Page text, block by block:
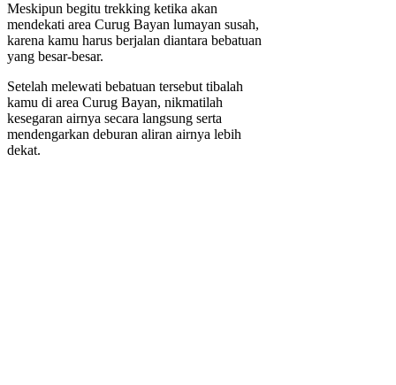
Meskipun begitu trekking ketika akan
mendekati area Curug Bayan lumayan susah,
karena kamu harus berjalan diantara bebatuan
yang besar-besar.
Setelah melewati bebatuan tersebut tibalah
kamu di area Curug Bayan, nikmatilah
kesegaran airnya secara langsung serta
mendengarkan deburan aliran airnya lebih
dekat.